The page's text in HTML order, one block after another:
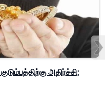
அதிர்ச்சி;